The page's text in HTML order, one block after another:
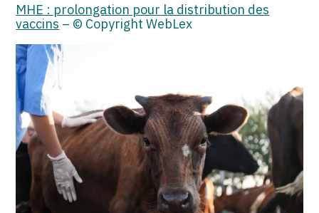
MHE : prolongation pour la distribution des
vaccins – © Copyright WebLex